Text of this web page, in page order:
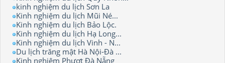
kinh nghiệm du lịch Sơn La
Kinh nghiệm du lịch Mũi Né...
Kinh nghiệm du lịch Bảo Lộc.
Kinh nghiệm du lịch Hạ Long...
Kinh nghiệm du lịch Vinh - N...
Du lịch trăng mật Hà Nội-Đà ...
Kinh nghiệm Phượt Đà Nẵng